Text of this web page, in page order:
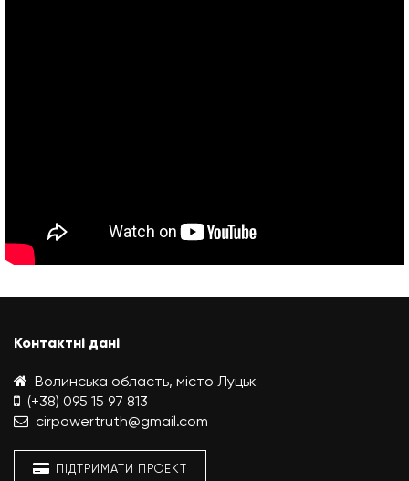
Контактні дані
Волинська область, місто Луцьк
(+38) 095 15 97 813
cirpowertruth@gmail.com
ПІДТРИМАТИ ПРОЕКТ